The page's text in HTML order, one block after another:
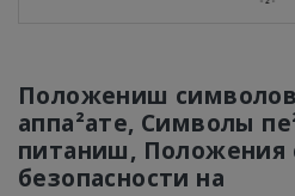
Положениш символов
аппа²ате, Символы
питаниш, Положения
безопасности на